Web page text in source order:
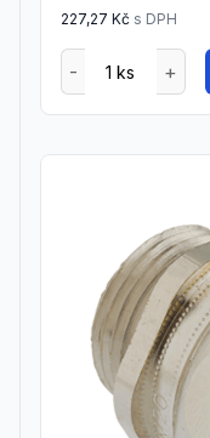
227,27 Kč s DPH